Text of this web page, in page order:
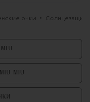
очки
MIU